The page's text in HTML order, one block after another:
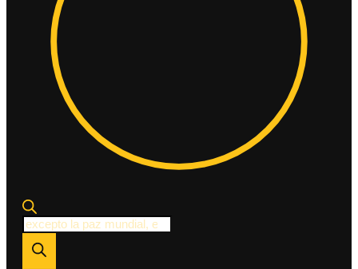
Búsqueda
de
productos